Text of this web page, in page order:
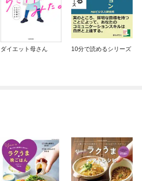
ダイエット母さん 10分で読めるシリーズ